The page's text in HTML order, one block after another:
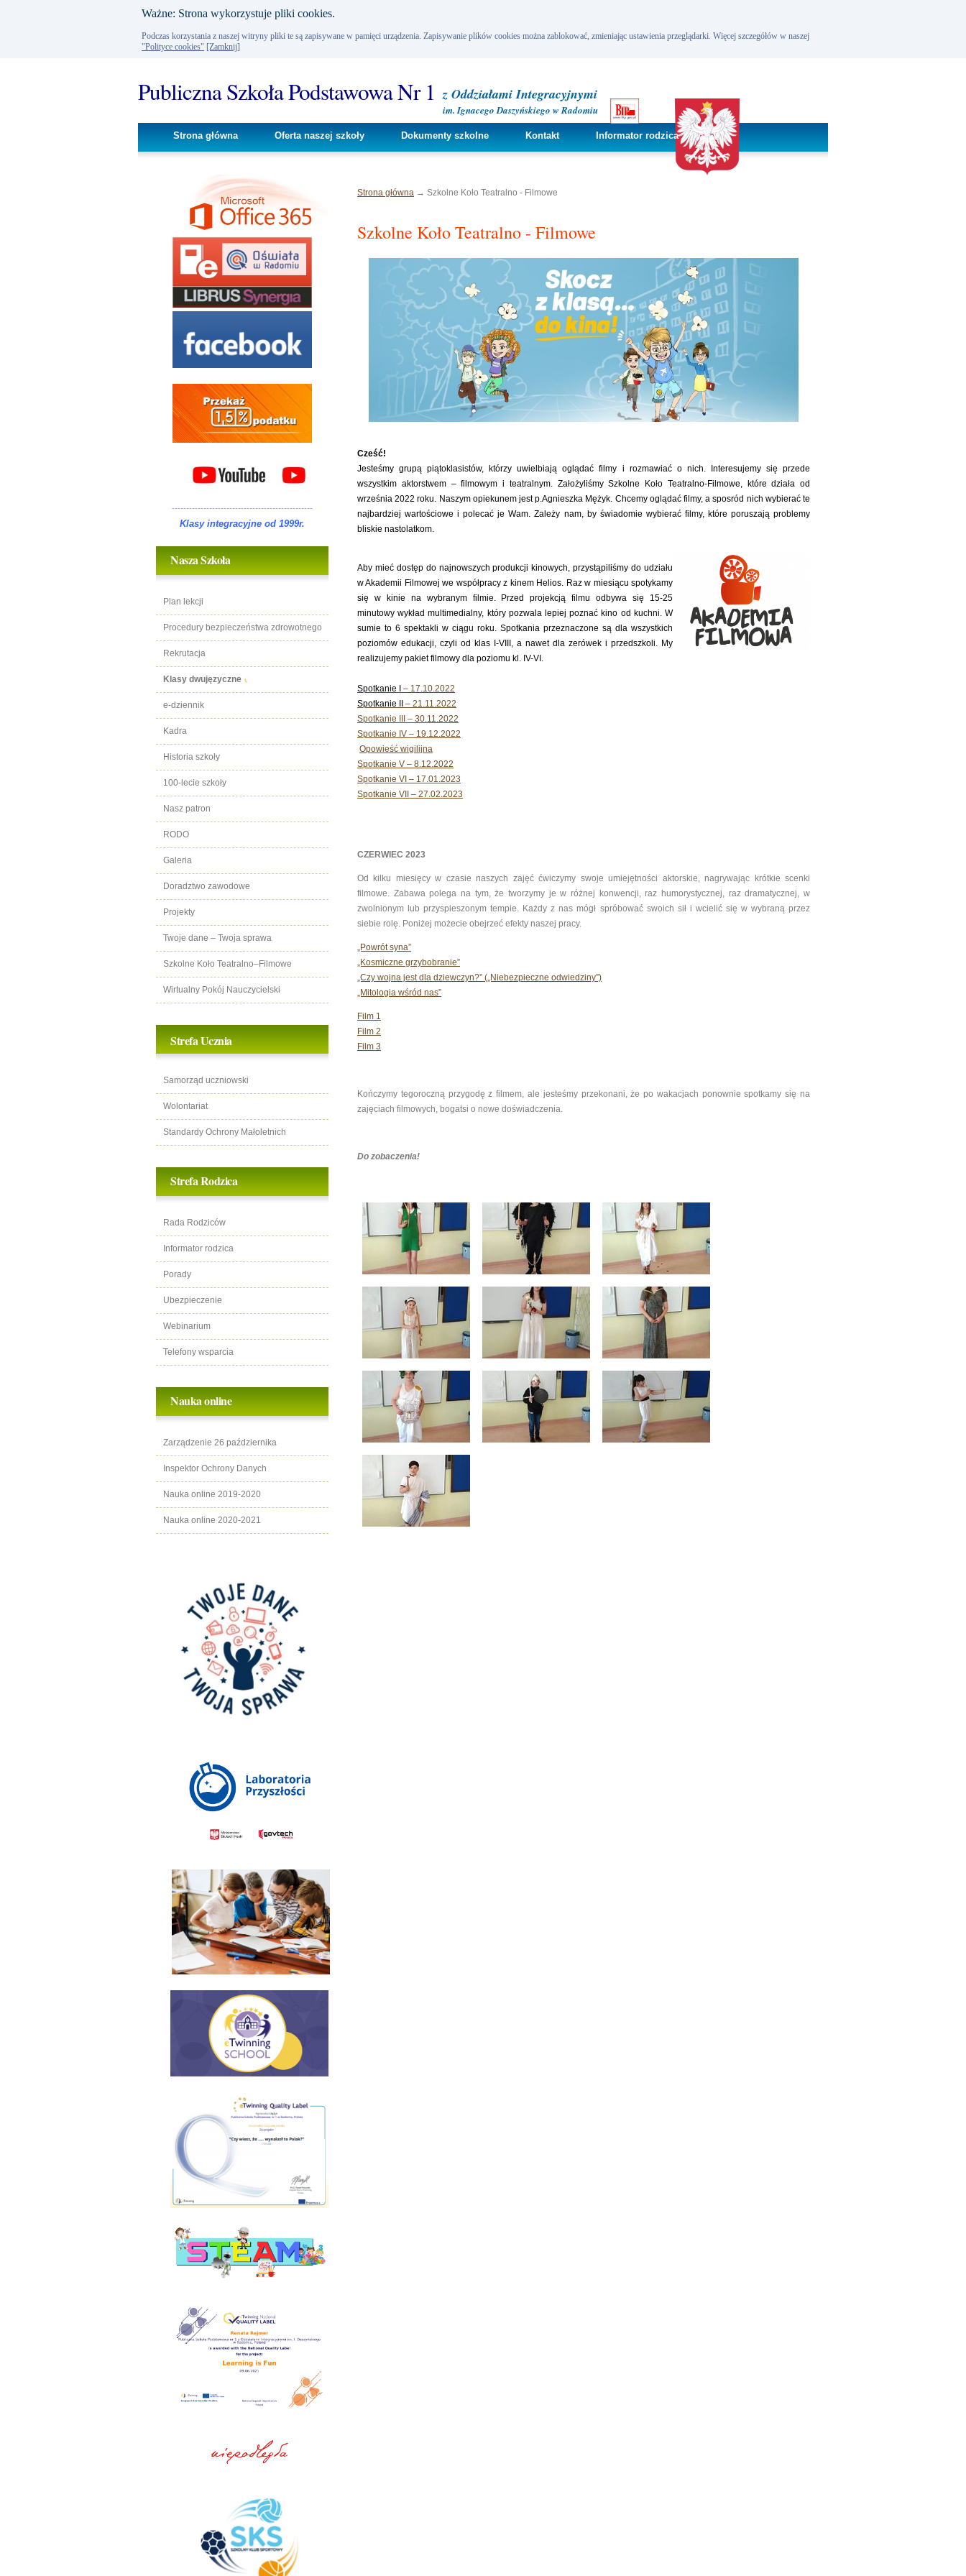
Ważne: Strona wykorzystuje pliki cookies.
Podczas korzystania z naszej witryny pliki te są zapisywane w pamięci urządzenia. Zapisywanie plików cookies można zablokować, zmieniając ustawienia przeglądarki. Więcej szczegółów w naszej
"Polityce cookies" [Zamknij]
Publiczna Szkoła Podstawowa Nr 1 z Oddziałami Integracyjnymi
im. Ignacego Daszyńskiego w Radomiu
Strona główna Oferta naszej szkoły Dokumenty szkolne Kontakt Informator rodzica
Strona główna → Szkolne Koło Teatralno - Filmowe
Szkolne Koło Teatralno - Filmowe
Cześć!
Jesteśmy grupą piątoklasistów, którzy uwielbiają oglądać filmy i rozmawiać o nich. Interesujemy się przede
wszystkim aktorstwem – filmowym i teatralnym. Założyliśmy Szkolne Koło Teatralno-Filmowe, które działa od
września 2022 roku. Naszym opiekunem jest p.Agnieszka Mężyk. Chcemy oglądać filmy, a sposród nich wybierać te
najbardziej wartościowe i polecać je Wam. Zależy nam, by świadomie wybierać filmy, które poruszają problemy
bliskie nastolatkom.
Aby mieć dostęp do najnowszych produkcji kinowych, przystąpiliśmy do udziału
w Akademii Filmowej we współpracy z kinem Helios. Raz w miesiącu spotykamy
się w kinie na wybranym filmie. Przed projekcją filmu odbywa się 15-25
minutowy wykład multimedialny, który pozwala lepiej poznać kino od kuchni. W
sumie to 6 spektakli w ciągu roku. Spotkania przeznaczone są dla wszystkich
poziomów edukacji, czyli od klas I-VIII, a nawet dla zerówek i przedszkoli. My
realizujemy pakiet filmowy dla poziomu kl. IV-VI.
Spotkanie I – 17.10.2022
Spotkanie II – 21.11.2022
Spotkanie III – 30.11.2022
Spotkanie IV – 19.12.2022
Opowieść wigilijna
Spotkanie V – 8.12.2022
Spotkanie VI – 17.01.2023
Spotkanie VII – 27.02.2023
CZERWIEC 2023
Od kilku miesięcy w czasie naszych zajęć ćwiczymy swoje umiejętności aktorskie, nagrywając krótkie scenki
filmowe. Zabawa polega na tym, że tworzymy je w różnej konwencji, raz humorystycznej, raz dramatycznej, w
zwolnionym lub przyspieszonym tempie. Każdy z nas mógł spróbować swoich sił i wcielić się w wybraną przez
siebie rolę. Poniżej możecie obejrzeć efekty naszej pracy.
„Powrót syna”
„Kosmiczne grzybobranie”
„Czy wojna jest dla dziewczyn?” („Niebezpieczne odwiedziny”)
„Mitologia wśród nas”
Film 1
Film 2
Film 3
Kończymy tegoroczną przygodę z filmem, ale jesteśmy przekonani, że po wakacjach ponownie spotkamy się na
zajęciach filmowych, bogatsi o nowe doświadczenia.
Do zobaczenia!
-------------------------------------------------
Klasy integracyjne od 1999r.
Nasza Szkoła
Plan lekcji
Procedury bezpieczeństwa zdrowotnego
Rekrutacja
Klasy dwujęzyczne
e-dziennik
Kadra
Historia szkoły
100-lecie szkoły
Nasz patron
RODO
Galeria
Doradztwo zawodowe
Projekty
Twoje dane – Twoja sprawa
Szkolne Koło Teatralno–Filmowe
Wirtualny Pokój Nauczycielski
Strefa Ucznia
Samorząd uczniowski
Wolontariat
Standardy Ochrony Małoletnich
Strefa Rodzica
Rada Rodziców
Informator rodzica
Porady
Ubezpieczenie
Webinarium
Telefony wsparcia
Nauka online
Zarządzenie 26 października
Inspektor Ochrony Danych
Nauka online 2019-2020
Nauka online 2020-2021